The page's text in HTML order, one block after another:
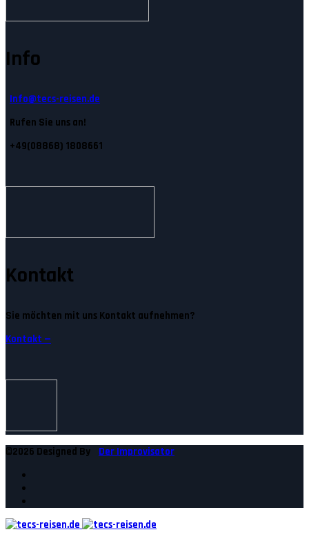
Info
Info@tecs-reisen.de
Rufen Sie uns an!
+49(08868) 1808661
Kontakt
Sie möchten mit uns Kontakt aufnehmen?
Kontakt —
©2026 Designed By Der Improvisator